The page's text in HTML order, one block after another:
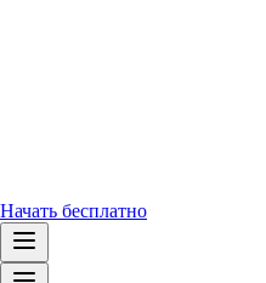
Начать бесплатно